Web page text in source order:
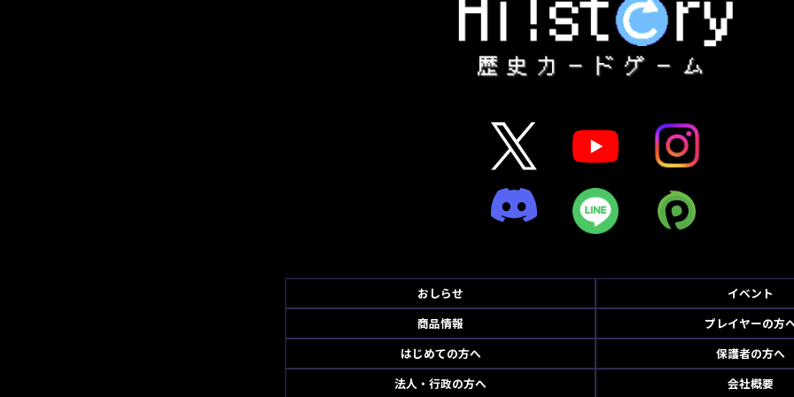
おしらせ
イベント
商品情報
プレイヤーの方
はじめての方へ
保護者の方へ
法人・行政の方へ
会社概要